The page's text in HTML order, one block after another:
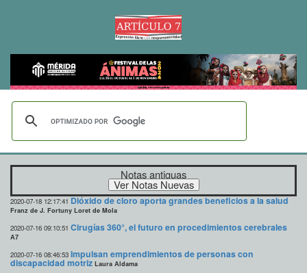
Notas antiguas
2020-07-18 12:17:41 Dióxido de cloro aporta grandes beneficios a la salud
Franz de J. Fortuny Loret de Mola
2020-07-16 09:10:51 Cirugías 360°, el futuro en procedimientos cerebrales
A7
2020-07-16 08:46:53 Impulsan emprendimientos de personas con
discapacidad motriz Laura Aldama